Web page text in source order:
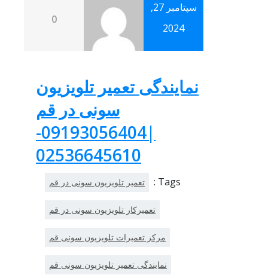
سپتامبر 27,
2024
0
نمایندگی تعمیر تلویزیون
سونی در قم
|09193056404-
02536645610
Tags : تعمیر تلویزیون سونی در قم
تعمیرکار تلویزیون سونی در قم
مرکز تعمیرات تلویزیون سونی قم
نمایندگی تعمیر تلویزیون سونی قم